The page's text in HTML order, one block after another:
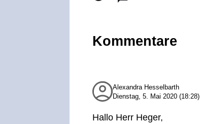
Kommentare
Alexandra Hesselbarth
Dienstag, 5. Mai 2020 (18:28)
Hallo Herr Heger,